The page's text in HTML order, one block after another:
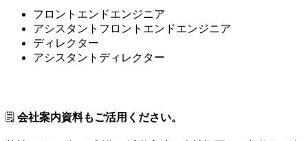
フロントエンドエンジニア
アシスタントフロントエンドエンジニア
ディレクター
アシスタントディレクター
🗒 会社案内資料もご活用ください。